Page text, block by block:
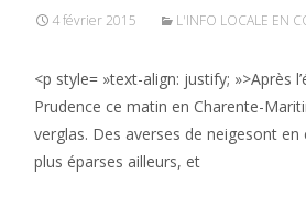
4 février 2015 L'INFO LOCALE EN
<p style= »text-align: justify; »>Après
Prudence ce matin en Charente-
verglas. Des averses de neigesont
plus éparses ailleurs, et